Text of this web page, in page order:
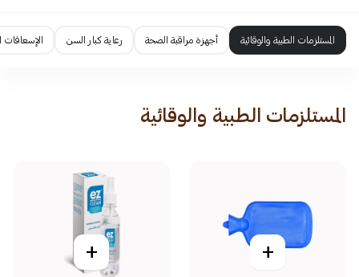
المستلزمات الطبية والوقائية أجهزة مراقبة الصحة رعاية كبار السن الإسعافات
المستلزمات الطبية والوقائية
+
+